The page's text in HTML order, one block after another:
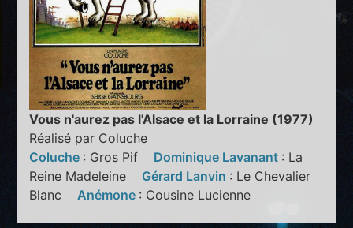
Vous n'aurez pas l'Alsace et la Lorraine (1977)
Réalisé par Coluche
Coluche : Gros Pif Dominique Lavanant : La
Reine Madeleine Gérard Lanvin : Le Chevalier
Blanc Anémone : Cousine Lucienne